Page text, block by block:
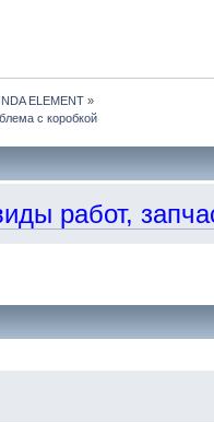
ELEMENT »
с коробкой
работ,